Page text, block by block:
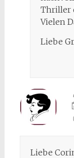
Thriller
Vielen
Liebe
Liebe